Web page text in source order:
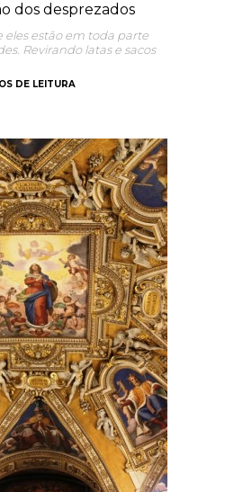
dos desprezados
eles estão em toda parte
Revirando latas e sacos
DE LEITURA